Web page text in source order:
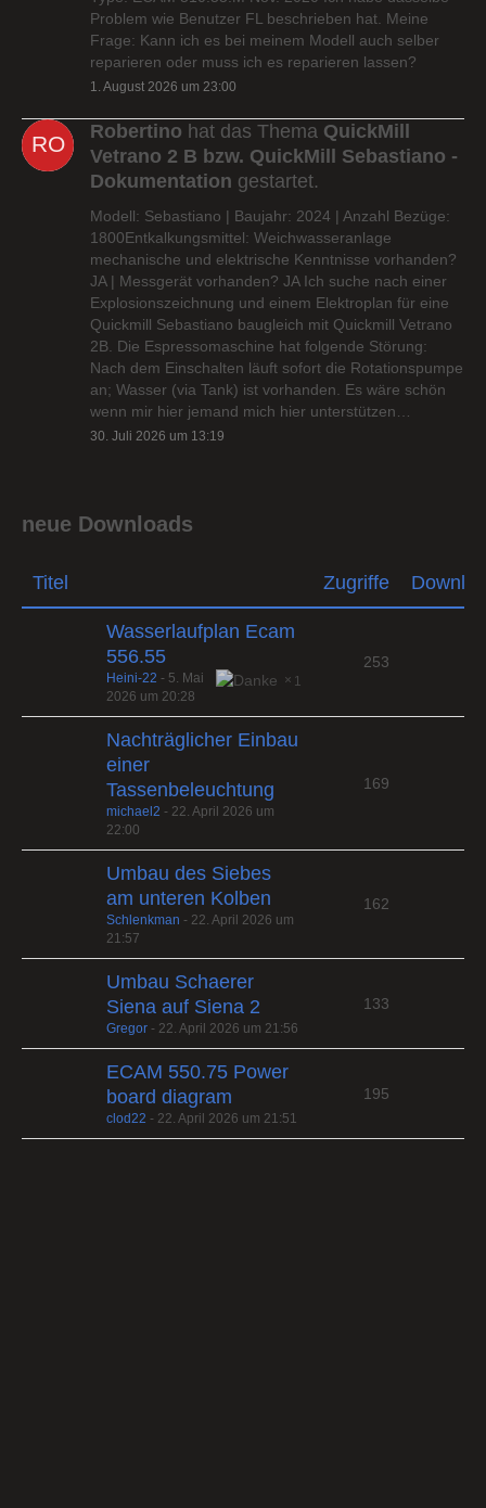
Problem wie Benutzer FL beschrieben hat. Meine
Frage: Kann ich es bei meinem Modell auch selber
reparieren oder muss ich es reparieren lassen?
1. August 2026 um 23:00
Robertino hat das Thema QuickMill
Vetrano 2 B bzw. QuickMill Sebastiano -
Dokumentation gestartet.
Modell: Sebastiano | Baujahr: 2024 | Anzahl Bezüge:
1800Entkalkungsmittel: Weichwasseranlage
mechanische und elektrische Kenntnisse vorhanden?
JA | Messgerät vorhanden? JA Ich suche nach einer
Explosionszeichnung und einem Elektroplan für eine
Quickmill Sebastiano baugleich mit Quickmill Vetrano
2B. Die Espressomaschine hat folgende Störung:
Nach dem Einschalten läuft sofort die Rotationspumpe
an; Wasser (via Tank) ist vorhanden. Es wäre schön
wenn mir hier jemand mich hier unterstützen…
30. Juli 2026 um 13:19
neue Downloads
Titel Zugriffe
Wasserlaufplan Ecam
556.55
1
Heini-22 - 5. Mai
2026 um 20:28
253
Nachträglicher Einbau
einer
Tassenbeleuchtung
michael2 - 22. April 2026 um
22:00
169
Umbau des Siebes
am unteren Kolben
Schlenkman - 22. April 2026 um
21:57
162
Umbau Schaerer
Siena auf Siena 2
Gregor - 22. April 2026 um 21:56
133
ECAM 550.75 Power
board diagram
clod22 - 22. April 2026 um 21:51
195